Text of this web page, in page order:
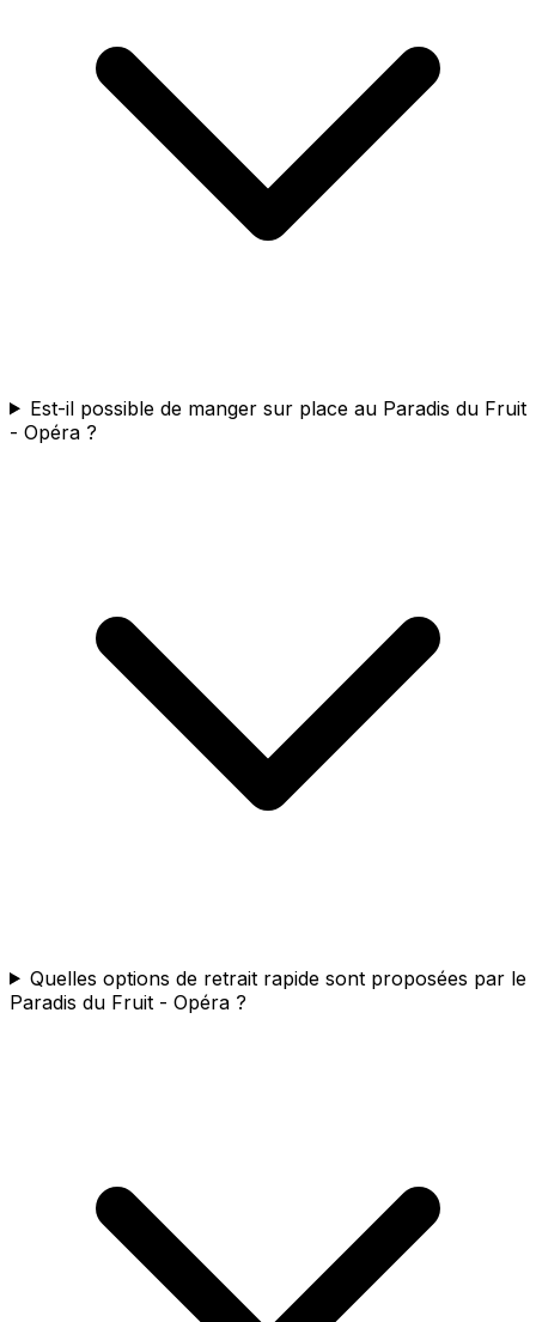
Est-il possible de manger sur place au Paradis du Fruit
- Opéra ?
Quelles options de retrait rapide sont proposées par le
Paradis du Fruit - Opéra ?